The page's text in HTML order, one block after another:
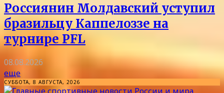
Россиянин Молдавский уступил
бразильцу Каппелоззе на
турнире PFL
08.08.2026
еще
СУББОТА, 8 АВГУСТА, 2026